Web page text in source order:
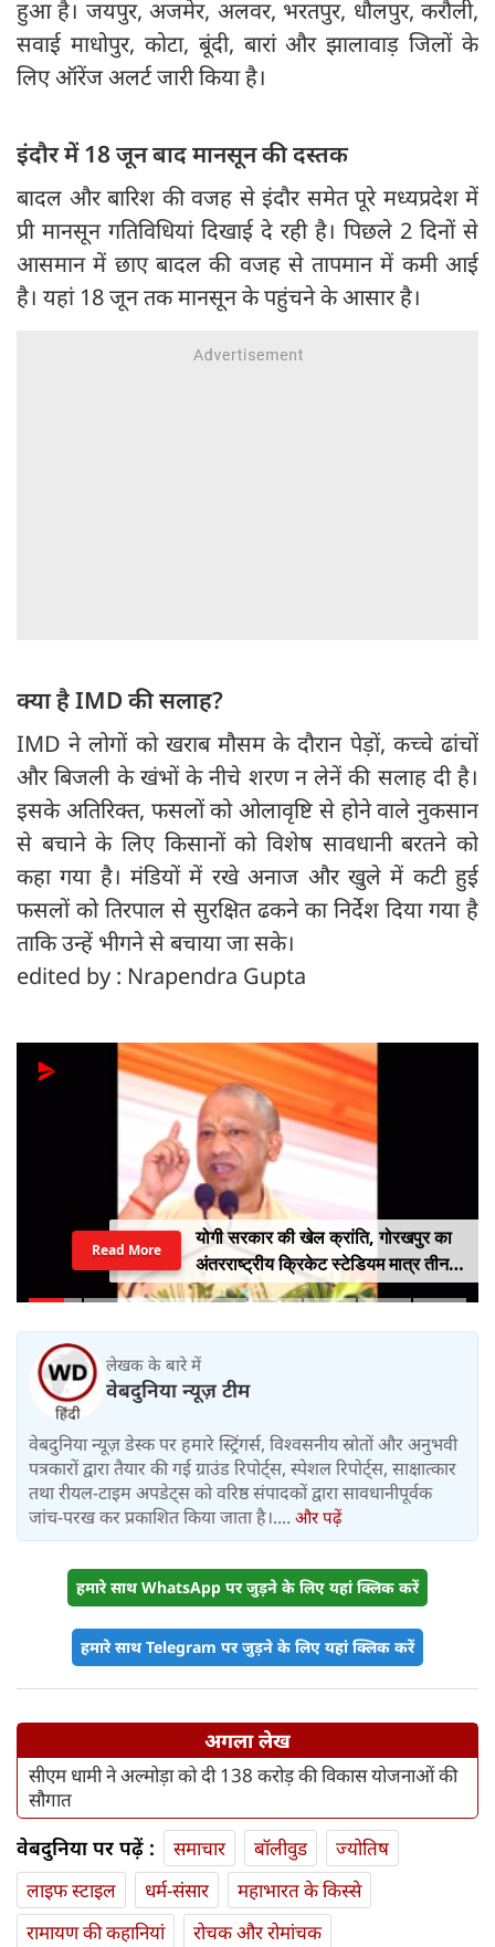
हुआ है। जयपुर, अजमेर, अलवर, भरतपुर, धौलपुर, करौली,
सवाई माधोपुर, कोटा, बूंदी, बारां और झालावाड़ जिलों के
लिए ऑरेंज अलर्ट जारी किया है।
इंदौर में 18 जून बाद मानसून की दस्तक
बादल और बारिश की वजह से इंदौर समेत पूरे मध्यप्रदेश में
प्री मानसून गतिविधियां दिखाई दे रही है। पिछले 2 दिनों से
आसमान में छाए बादल की वजह से तापमान में कमी आई
है। यहां 18 जून तक मानसून के पहुंचने के आसार है।
क्या है IMD की सलाह?
IMD ने लोगों को खराब मौसम के दौरान पेड़ों, कच्चे ढांचों
और बिजली के खंभों के नीचे शरण न लेनें की सलाह दी है।
इसके अतिरिक्त, फसलों को ओलावृष्टि से होने वाले नुकसान
से बचाने के लिए किसानों को विशेष सावधानी बरतने को
कहा गया है। मंडियों में रखे अनाज और खुले में कटी हुई
फसलों को तिरपाल से सुरक्षित ढकने का निर्देश दिया गया है
ताकि उन्हें भीगने से बचाया जा सके।
edited by : Nrapendra Gupta
योगी सरकार की खेल क्रांति, गोरखपुर का
अंतरराष्ट्रीय क्रिकेट स्टेडियम मात्र तीन
महीने में लगभग 20% तैयार
Read More
लेखक के बारे में
वेबदुनिया न्यूज़ टीम
वेबदुनिया न्यूज़ डेस्क पर हमारे स्ट्रिंगर्स, विश्वसनीय स्रोतों और अनुभवी
पत्रकारों द्वारा तैयार की गई ग्राउंड रिपोर्ट्स, स्पेशल रिपोर्ट्स, साक्षात्कार
तथा रीयल-टाइम अपडेट्स को वरिष्ठ संपादकों द्वारा सावधानीपूर्वक
जांच-परख कर प्रकाशित किया जाता है।.... और पढ़ें
हमारे साथ WhatsApp पर जुड़ने के लिए यहां क्लिक करें
हमारे साथ Telegram पर जुड़ने के लिए यहां क्लिक करें
अगला लेख
सीएम धामी ने अल्मोड़ा को दी 138 करोड़ की विकास योजनाओं की
सौगात
वेबदुनिया पर पढ़ें : समाचार बॉलीवुड
ज्योतिष
लाइफ स्‍टाइल
धर्म-संसार
महाभारत के किस्से
रामायण की कहानियां
रोचक और रोमांचक